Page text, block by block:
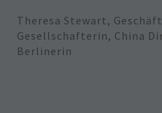
Theresa Stewart,
Gesellschafterin, China
Berlinerin